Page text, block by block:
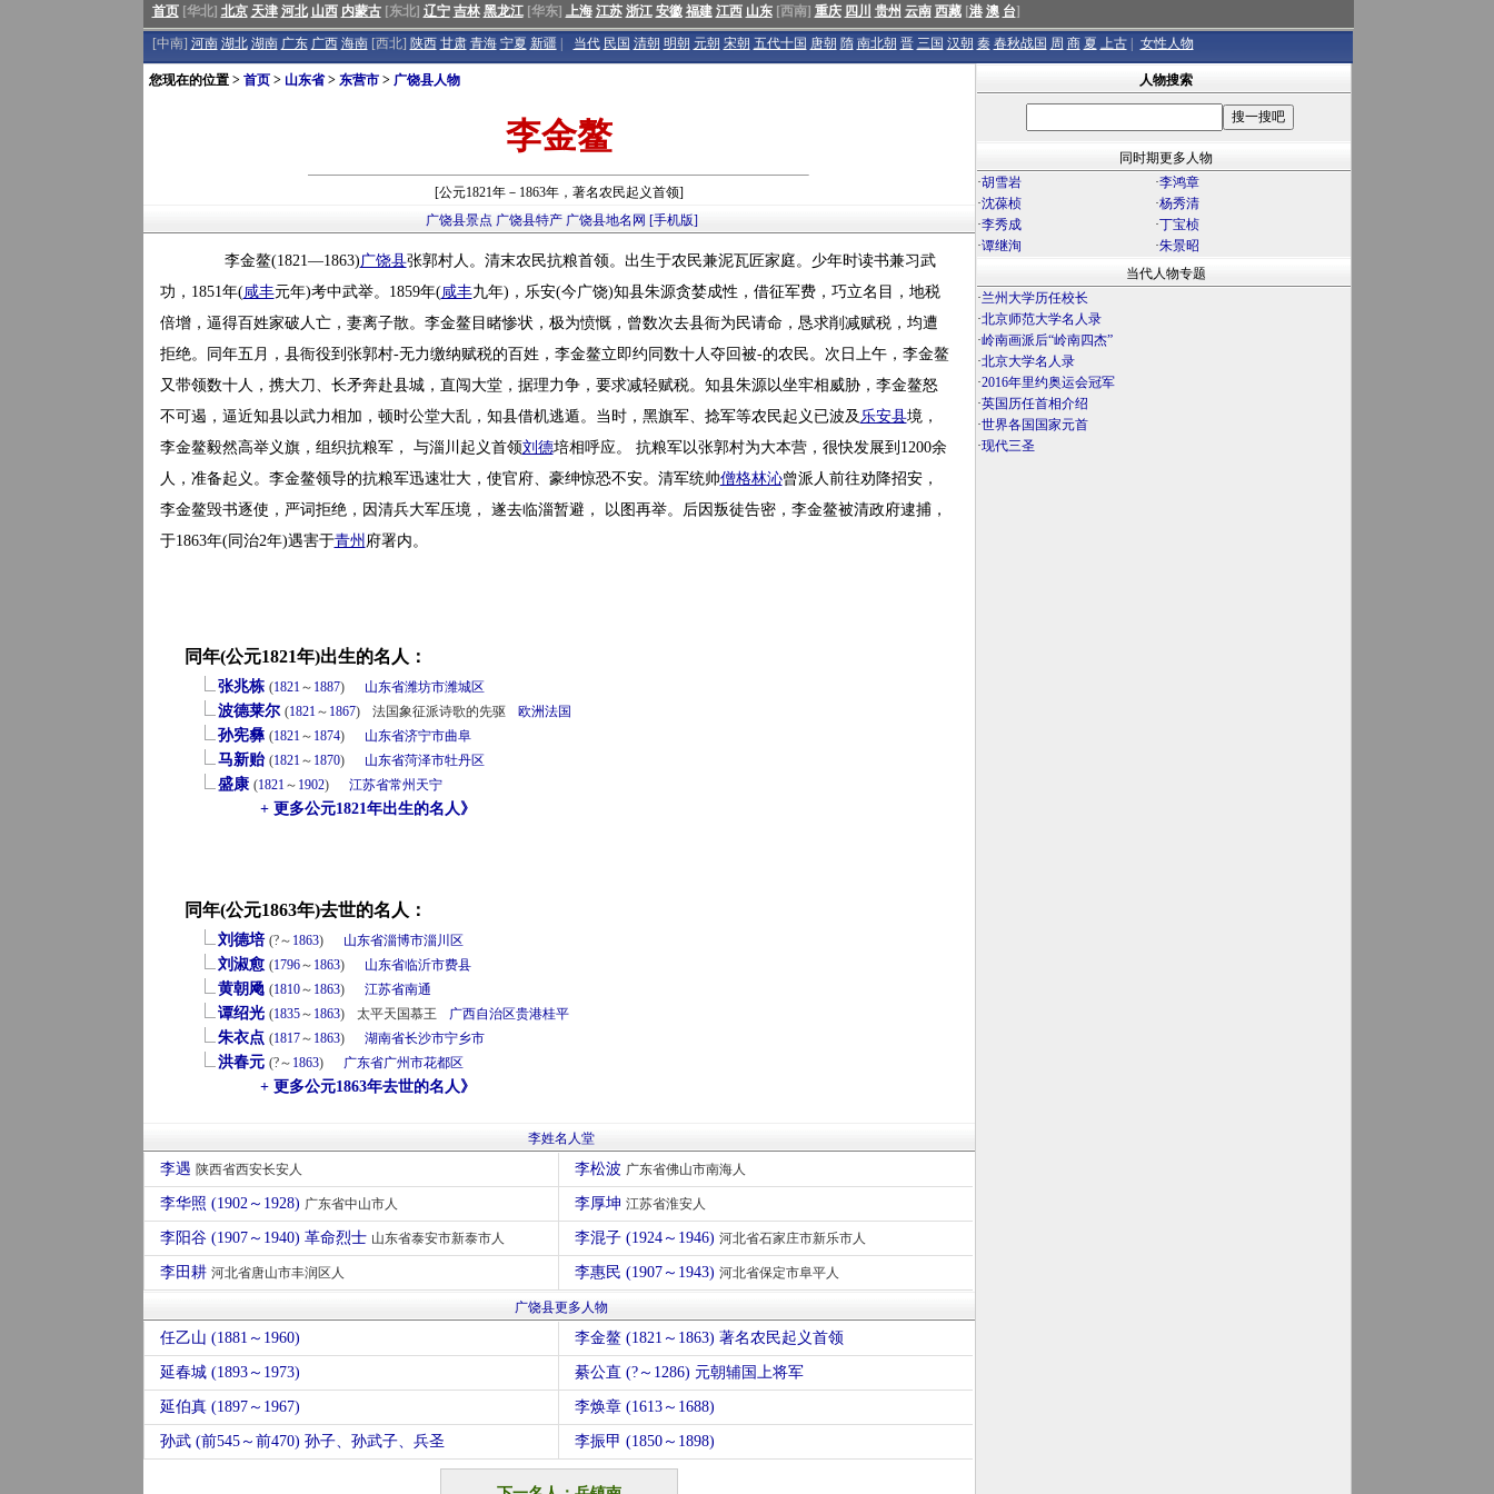
首页[华北] 北京 天津 河北 山西 内蒙古[东北] 辽宁 吉林 黑龙江[华东] 上海 江苏 浙江 安徽 福建 江西 山东[西南] 重庆 四川 贵州 云南 西藏[港 澳 台]
[中南] 河南 湖北 湖南 广东 广西 海南[西北] 陕西 甘肃 青海 宁夏 新疆 当代 民国 清朝 明朝 元朝 宋朝 五代十国 唐朝 隋 南北朝 晋 三国 汉朝 秦 春秋战国 周 商 夏 上古 女性人物
您现在的位置 > 首页> 山东省> 东营市> 广饶县人物
李金鳌
[公元1821年－1863年，著名农民起义首领]
广饶县景点 广饶县特产 广饶县地名网 [手机版]
李金鳌(1821—1863)广饶县张郭村人。清末农民抗粮首领。出生于农民兼泥瓦匠家庭。少年时读书兼习武
功，1851年(咸丰元年)考中武举。1859年(咸丰九年)，乐安(今广饶)知县朱源贪婪成性，借征军费，巧立名目，地税
倍增，逼得百姓家破人亡，妻离子散。李金鳌目睹惨状，极为愤慨，曾数次去县衙为民请命，恳求削减赋税，均遭
拒绝。同年五月，县衙役到张郭村-无力缴纳赋税的百姓，李金鳌立即约同数十人夺回被-的农民。次日上午，李金鳌
又带领数十人，携大刀、长矛奔赴县城，直闯大堂，据理力争，要求减轻赋税。知县朱源以坐牢相威胁，李金鳌怒
不可遏，逼近知县以武力相加，顿时公堂大乱，知县借机逃遁。当时，黑旗军、捻军等农民起义已波及 乐安县境，
李金鳌毅然高举义旗，组织抗粮军， 与淄川起义首领刘德培相呼应。 抗粮军以张郭村为大本营，很快发展到1200余
人，准备起义。李金鳌领导的抗粮军迅速壮大，使官府、豪绅惊恐不安。清军统帅僧格林沁曾派人前往劝降招安，
李金鳌毁书逐使，严词拒绝，因清兵大军压境， 遂去临淄暂避， 以图再举。后因叛徒告密，李金鳌被清政府逮捕，
于1863年(同治2年)遇害于青州 府署内。
同年(公元1821年)出生的名人：
张兆栋 (1821～ 1887) 山东省潍坊市潍城区
波德莱尔 (1821～ 1867) 法国象征派诗歌的先驱 欧洲法国
孙宪彝 (1821～ 1874) 山东省济宁市曲阜
马新贻 (1821～ 1870) 山东省菏泽市牡丹区
盛康 (1821～ 1902) 江苏省常州 天宁
+ 更多公元1821年出生的名人》
同年(公元1863年)去世的名人：
刘德培 (?～ 1863) 山东省淄博市淄川区
刘淑愈 (1796～ 1863) 山东省临沂市费县
黄朝飏 (1810～ 1863) 江苏省南通
谭绍光 (1835～ 1863) 太平天国慕王 广西自治区贵港桂平
朱衣点 (1817～ 1863) 湖南省长沙市宁乡市
洪春元 (?～ 1863) 广东省广州市花都区
+ 更多公元1863年去世的名人》
李姓名人堂
李遇 陕西省西安长安人 李松波 广东省佛山市南海人
李华照 (1902～1928) 广东省中山市人 李厚坤 江苏省淮安人
李阳谷 (1907～1940) 革命烈士 山东省泰安市新泰市人 李混子 (1924～1946) 河北省石家庄市新乐市人
李田耕 河北省唐山市丰润区人 李惠民 (1907～1943) 河北省保定市阜平人
广饶县更多人物
任乙山 (1881～1960) 李金鳌 (1821～1863) 著名农民起义首领
延春城 (1893～1973) 綦公直 (?～1286) 元朝辅国上将军
延伯真 (1897～1967) 李焕章 (1613～1688)
孙武 (前545～前470) 孙子、孙武子、兵圣 李振甲 (1850～1898)
人物搜索
同时期更多人物
·胡雪岩 ·李鸿章
·沈葆桢 ·杨秀清
·李秀成 ·丁宝桢
·谭继洵 ·朱景昭
当代人物专题
·兰州大学历任校长
·北京师范大学名人录
·岭南画派后“岭南四杰”
·北京大学名人录
·2016年里约奥运会冠军
·英国历任首相介绍
·世界各国国家元首
·现代三圣